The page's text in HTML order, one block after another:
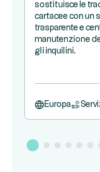
sostituisce le
cartacee con un
trasparente e
manutenzione
gli inquilini.
Europa